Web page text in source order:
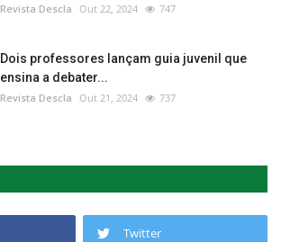
Revista Descla Out 22, 2024 747
Dois professores lançam guia juvenil que
ensina a debater...
Revista Descla Out 21, 2024 737
Twitter